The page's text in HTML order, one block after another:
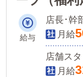
う！
給与
店長･幹
月給
店舗ス
月給